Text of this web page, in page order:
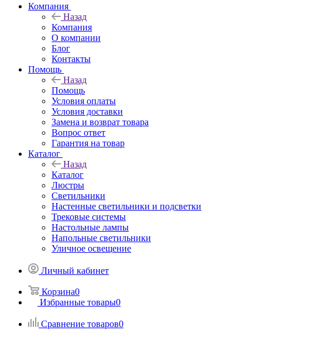
Компания
Назад
Компания
О компании
Блог
Контакты
Помощь
Назад
Помощь
Условия оплаты
Условия доставки
Замена и возврат товара
Вопрос ответ
Гарантия на товар
Каталог
Назад
Каталог
Люстры
Светильники
Настенные светильники и подсветки
Трековые системы
Настольные лампы
Напольные светильники
Уличное освещение
Личный кабинет
Корзина0
Избранные товары0
Сравнение товаров0